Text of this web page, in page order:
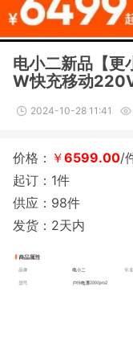
电小二新品【
W快充移动
2024-10-28 11:41
价格： ￥6599.00/
起订：1件
供应：98件
发货：2天内